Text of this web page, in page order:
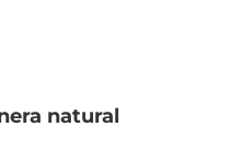
natural